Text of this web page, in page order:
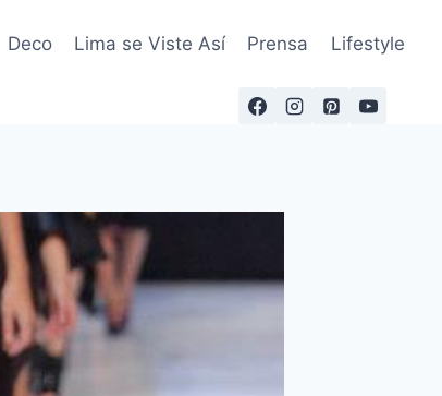
Deco Lima se Viste Así Prensa Lifestyle